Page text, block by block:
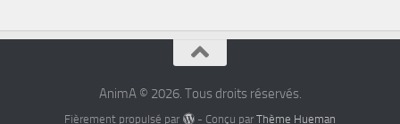
AnimA © 2026. Tous droits réservés.
Fièrement propulsé par - Conçu par Thème Hueman